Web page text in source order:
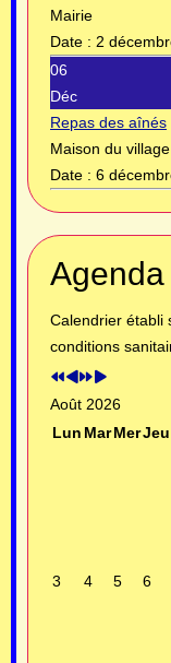
Mairie
Date : 2
06
Déc
Repas des aînés
Maison du village
Date : 6
Calendrier établi
conditions
Année
précédente
précédent
suivante
suivant
Août 2026
Lun MarMerJeu
3 4 5 6